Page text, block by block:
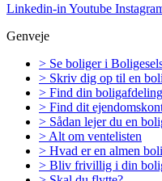
Linkedin-in Youtube
Genveje
> Se boliger i
> Skriv dig op til en
> Find din
> Find dit
> Sådan lejer du en
> Alt om ventelisten
> Hvad er en almen
> Bliv frivillig i din